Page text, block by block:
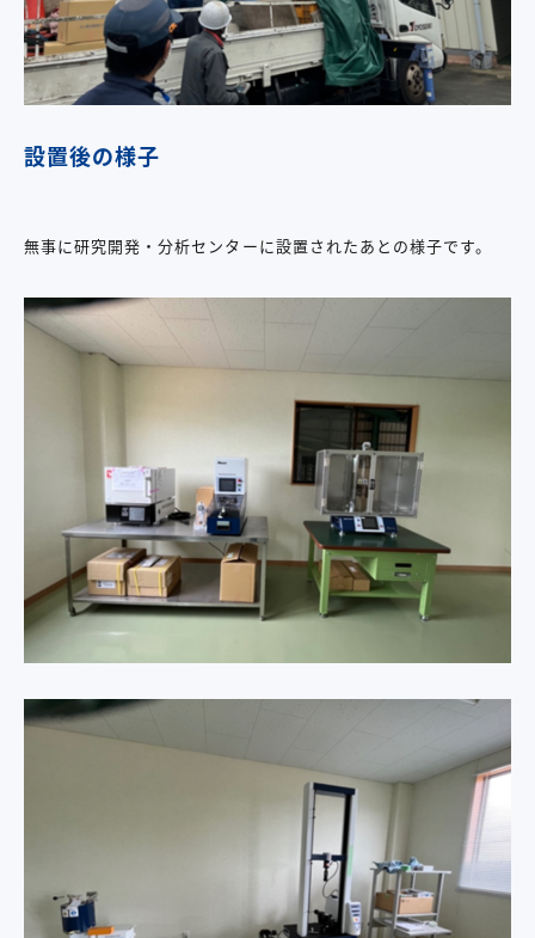
設置後の様子
無事に研究開発・分析センターに設置されたあとの様子です。